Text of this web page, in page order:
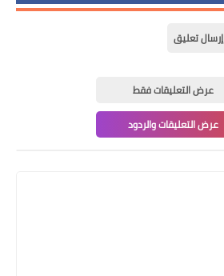
إرسال تعليق
عرض التعليقات فقط
عرض التعليقات والردود